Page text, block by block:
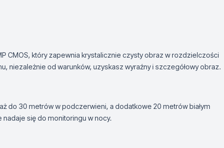
CMOS, który zapewnia krystalicznie czysty obraz w rozdzielczości
niezależnie od warunków, uzyskasz wyraźny i szczegółowy obraz.
do 30 metrów w podczerwieni, a dodatkowe 20 metrów białym
nadaje się do monitoringu w nocy.